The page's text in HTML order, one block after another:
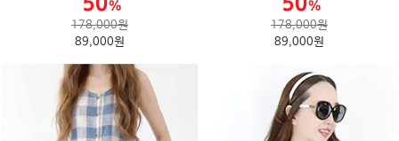
178,000원
89,000원
178,000원
89,000원